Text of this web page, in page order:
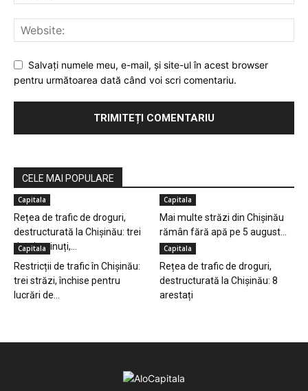
Salvaţi numele meu, e-mail, şi site-ul în acest browser
pentru următoarea dată când voi scri comentariu.
CELE MAI POPULARE
Capitala
Rețea de trafic de droguri,
destructurată la Chișinău: trei
tineri reținuți,...
Capitala
Mai multe străzi din Chișinău
rămân fără apă pe 5 august...
Capitala
Restricții de trafic în Chișinău:
trei străzi, închise pentru
lucrări de...
Capitala
Rețea de trafic de droguri,
destructurată la Chișinău: 8
arestați